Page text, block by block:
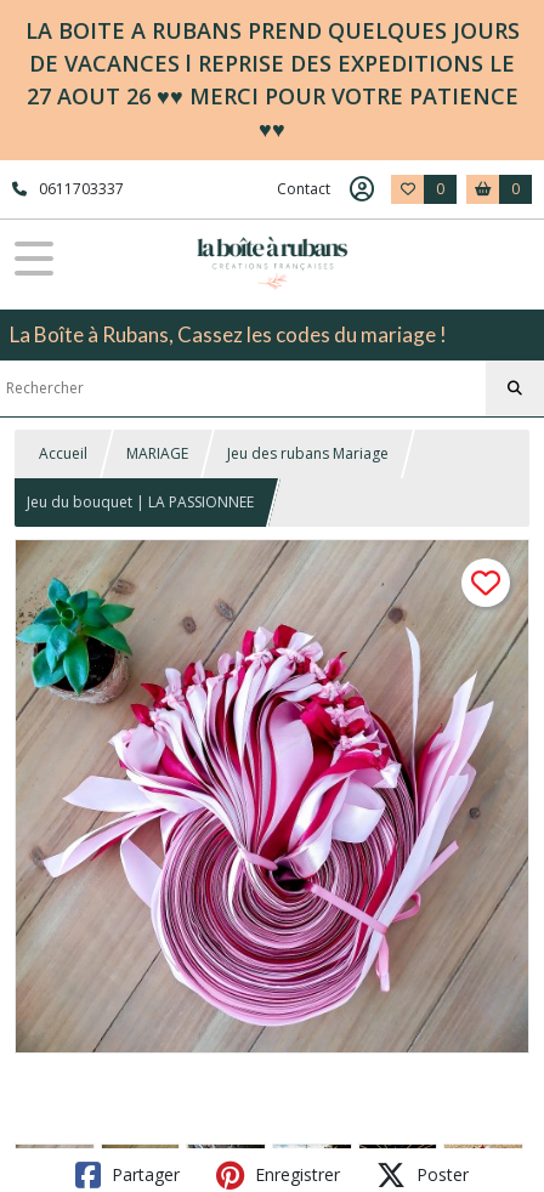
LA BOITE A RUBANS PREND QUELQUES JOURS
DE VACANCES l REPRISE DES EXPEDITIONS LE
27 AOUT 26 ♥♥ MERCI POUR VOTRE PATIENCE
♥♥
0611703337 Contact 0 0
La Boîte à Rubans, Cassez les codes du mariage !
Accueil MARIAGE Jeu des rubans Mariage
Jeu du bouquet | LA PASSIONNEE
Partager Enregistrer Poster